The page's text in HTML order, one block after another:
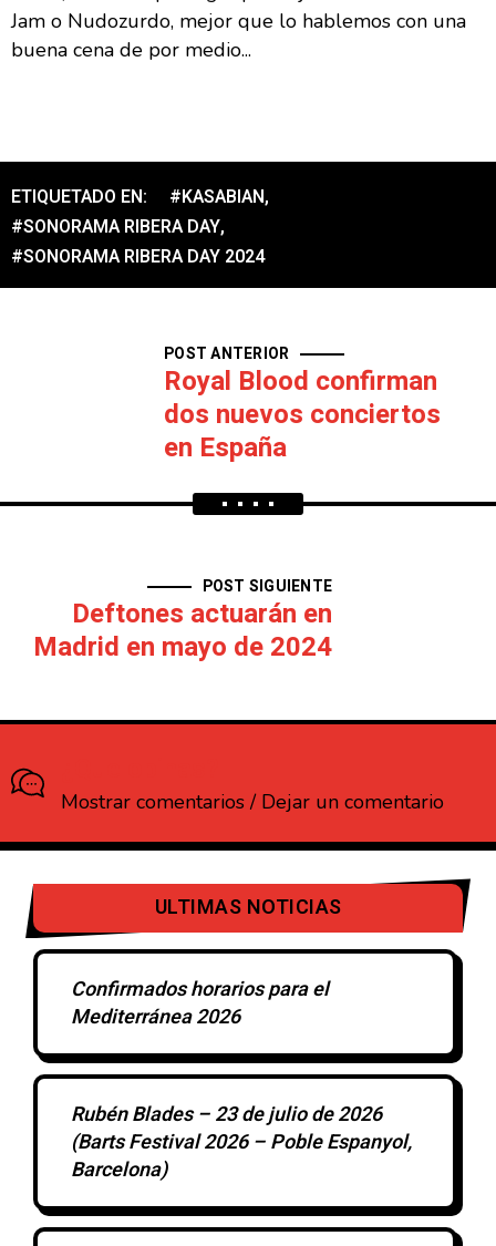
Jam o Nudozurdo, mejor que lo hablemos con una
buena cena de por medio...
ETIQUETADO EN: #KASABIAN,
#SONORAMA RIBERA DAY,
#SONORAMA RIBERA DAY 2024
POST ANTERIOR
Royal Blood confirman
dos nuevos conciertos
en España
POST SIGUIENTE
Deftones actuarán en
Madrid en mayo de 2024
Mostrar comentarios / Dejar un comentario
ULTIMAS NOTICIAS
Confirmados horarios para el
Mediterránea 2026
Rubén Blades – 23 de julio de 2026
(Barts Festival 2026 – Poble Espanyol,
Barcelona)